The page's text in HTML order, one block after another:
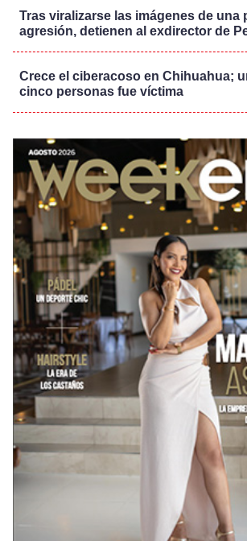
Tras viralizarse las imágenes de una
agresión, detienen al exdirector de
Crece el ciberacoso en Chihuahua;
cinco personas fue víctima